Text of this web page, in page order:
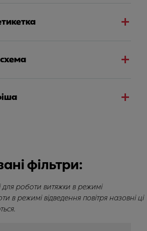
фільтри:
для роботи витяжки в режимі
в режимі відведення повітря назовні ці